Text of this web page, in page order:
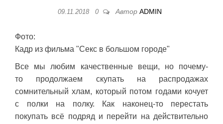
09.11.2018 0 Автор ADMIN
Фото:
Кадр из фильма "Секс в большом городе"
Все мы любим качественные вещи, но почему-
то продолжаем скупать на распродажах
сомнительный хлам, который потом годами кочует
с полки на полку. Как наконец-то перестать
покупать всё подряд и перейти на действительно